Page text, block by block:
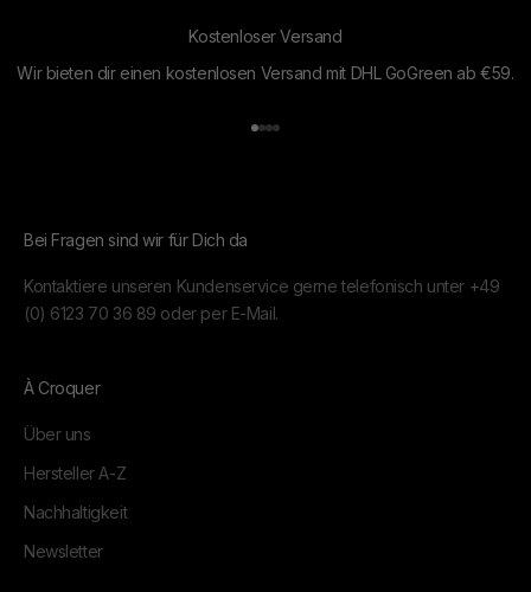
Kostenloser Versand
Wir bieten dir einen kostenlosen Versand mit DHL GoGreen ab €59.
Gehe zu Element 1
Gehe zu Element 2
Gehe zu Element 3
Gehe zu Element 4
Bei Fragen sind wir für Dich da
Kontaktiere unseren Kundenservice gerne telefonisch unter +49
(0) 6123 70 36 89 oder per E-Mail.
À Croquer
Über uns
Hersteller A-Z
Nachhaltigkeit
Newsletter